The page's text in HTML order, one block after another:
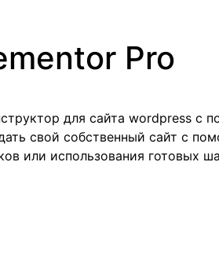
Pro
для сайта wordpress с
свой собственный сайт с
или использования готовых